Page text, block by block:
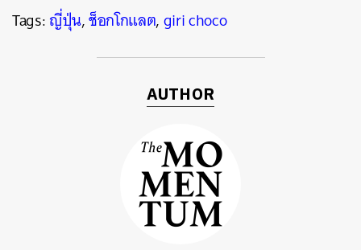
Tags:ญี่ปุ่น,ช็อกโกแลต,giri choco
AUTHOR